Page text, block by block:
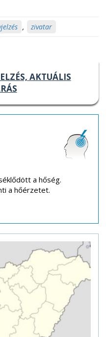
, zivatar
AKTUÁLIS
a hőség.
a hőérzetet.